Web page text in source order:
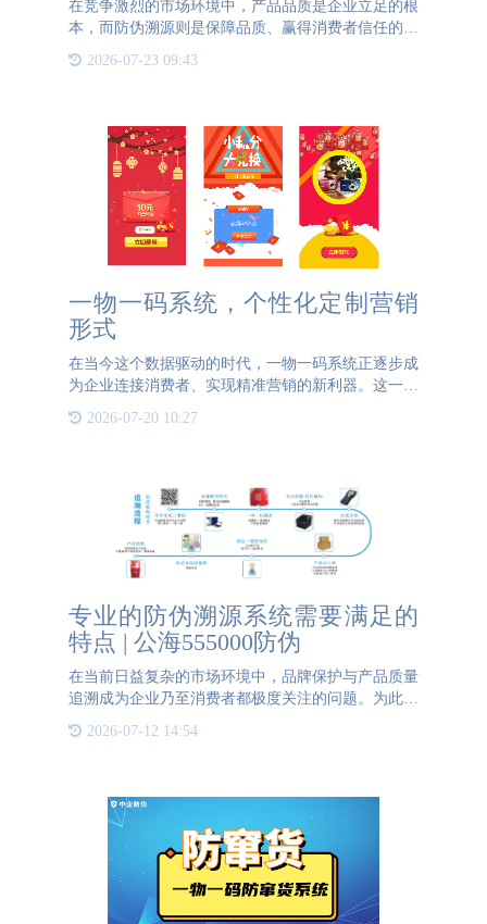
在竞争激烈的市场环境中，产品品质是企业立足的根
本，而防伪溯源则是保障品质、赢得消费者信任的关
键。一物一码防伪溯源技术，以其低成本高回报的特
性，成为众多企业保障产品品质无忧的得力助手。
2026-07-23 09:43
一物一码系统，个性化定制营销
形式
在当今这个数据驱动的时代，一物一码系统正逐步成
为企业连接消费者、实现精准营销的新利器。这一创
仅为商品赋予了“身份证”，更开启了个性化定制营销
2026-07-20 10:27
专业的防伪溯源系统需要满足的
特点 | 公海555000防伪
在当前日益复杂的市场环境中，品牌保护与产品质量
追溯成为企业乃至消费者都极度关注的问题。为此，
构建一套高效的防伪溯源系统显得尤为重要。而一套
专业的防伪溯源系统都要满足以下几个特点。1. 高
2026-07-12 14:54